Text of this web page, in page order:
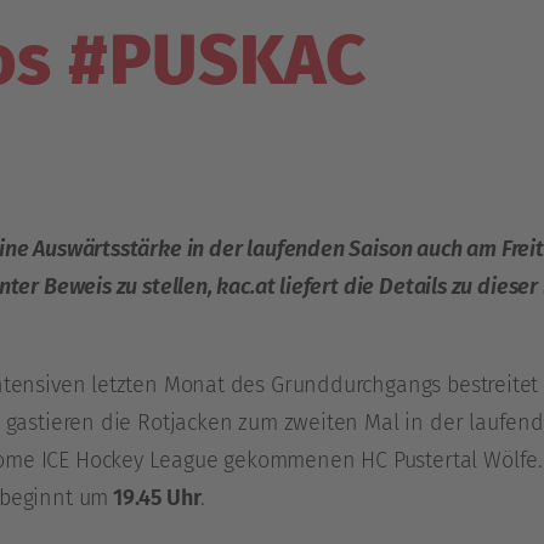
#PUSKAC
Auswärtsstärke in der laufenden Saison auch am
Beweis zu stellen, kac.at liefert die Details zu dieser
letzten Monat des Grunddurchgangs bestreitet
gastieren die Rotjacken zum zweiten Mal in der
ICE Hockey League gekommenen HC Pustertal
um 19.45 Uhr.